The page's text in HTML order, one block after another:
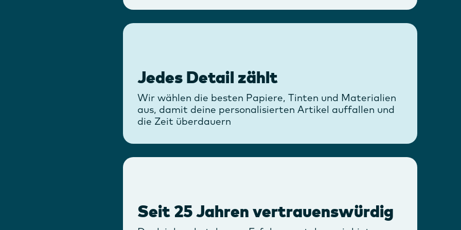
Jedes Detail zählt
Wir wählen die besten Papiere, Tinten und Materialien
aus, damit deine personalisierten Artikel auffallen und
die Zeit überdauern
Seit 25 Jahren vertrauenswürdig